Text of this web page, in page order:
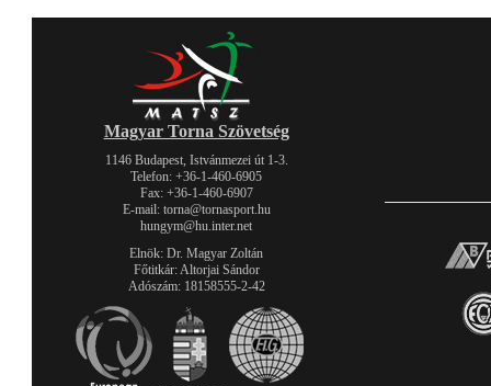
Magyar Torna Szövetség
1146 Budapest, Istvánmezei út 1-3.
Telefon: +36-1-460-6905
Fax: +36-1-460-6907
E-mail: torna@tornasport.hu
hungym@hu.inter.net
Elnök: Dr. Magyar Zoltán
Főtitkár: Altorjai Sándor
Adószám: 18158555-2-42